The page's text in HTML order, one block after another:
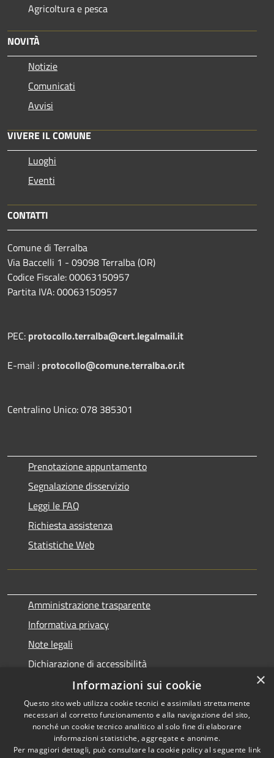
Agricoltura e pesca
NOVITÀ
Notizie
Comunicati
Avvisi
VIVERE IL COMUNE
Luoghi
Eventi
CONTATTI
Comune di Terralba
Via Baccelli 1 - 09098 Terralba (OR)
Codice Fiscale: 00063150957
Partita IVA: 00063150957
PEC: protocollo.terralba@cert.legalmail.it
E-mail : protocollo@comune.terralba.or.it
Centralino Unico: 078 385301
Prenotazione appuntamento
Segnalazione disservizio
Leggi le FAQ
Richiesta assistenza
Statistiche Web
Amministrazione trasparente
Informativa privacy
Note legali
Dichiarazione di accessibilità
Accessibilità
Privacy
Copyright © 2026 • Comune di
Terralba • Powered by
Municipium•Accesso
×
Informazioni sui cookie
Questo sito web utilizza cookie tecnici e assimilati strettamente
necessari al corretto funzionamento e alla navigazione del sito,
nonché un cookie tecnico analitico al solo fine di elaborare
informazioni statistiche, aggregate e anonime.
Per maggiori dettagli, può consultare la cookie policy al seguente link